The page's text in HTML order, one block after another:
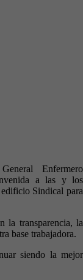
Enfermero
a las y los
Sindical para
la transparencia, la
base trabajadora.
siendo la mejor